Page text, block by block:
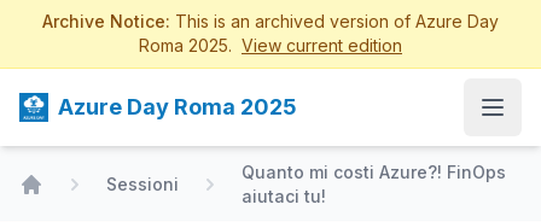
Archive Notice: This is an archived version of Azure Day
Roma 2025. View current edition
Azure Day Roma 2025
Sessioni
Quanto mi costi Azure?! FinOps
aiutaci tu!